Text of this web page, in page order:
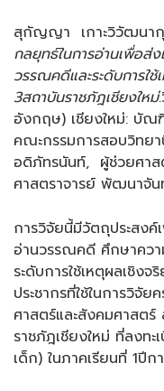
สุกัญญา เกาะวิวัฒนา
กลยุทธ์ในการอ่านเพื่อส่
วรรณคดีและระดับการใ
3สถาบันราชภัฎเชียงใหม่.
อังกฤษ) เชียงใหม่: บัณ
คณะกรรมการสอบวิทย
อดิภัทรนันท์, ผู้ช่วยศาส
ศาสตราจารย์ พัฒนาจัน
การวิจัยนี้มีวัตถุประสง
อ่านวรรณคดี ศึกษาคว
ระดับการใช้เหตุผลเชิง
ประชากรที่ใช้ในการวิ
ศาสตร์และสังคมศาสต
ราชภัฎเชียงใหม่ ที่ลงท
เด็ก) ในภาคเรียนที่ 1ปี